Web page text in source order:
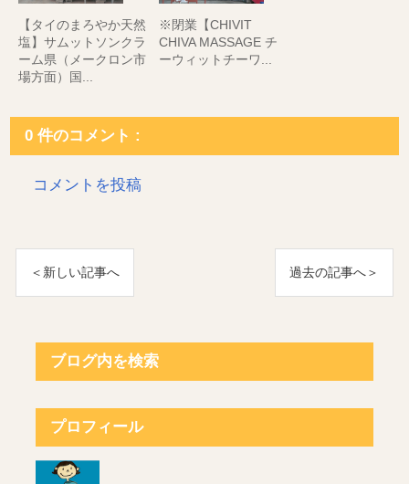
【タイのまろやか天然
塩】サムットソンクラ
ーム県（メークロン市
場方面）国...
※閉業【CHIVIT
CHIVA MASSAGE チ
ーウィットチーワ...
0 件のコメント :
コメントを投稿
＜新しい記事へ 過去の記事へ＞
ブログ内を検索
プロフィール